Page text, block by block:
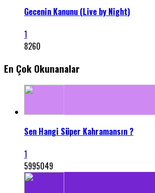
Gecenin Kanunu (Live by Night)
1
8260
En Çok Okunanalar
Sen Hangi Süper Kahramansın ?
1
5995049